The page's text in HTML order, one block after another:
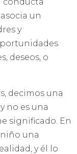
un
y
deseos, o
decimos una
no es una
significado. En
una
y él lo